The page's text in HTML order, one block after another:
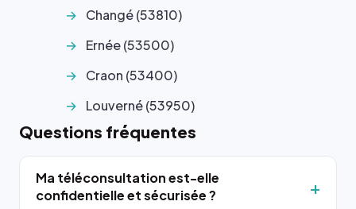
Changé (53810)
Ernée (53500)
Craon (53400)
Louverné (53950)
Questions fréquentes
Ma téléconsultation est-elle
confidentielle et sécurisée ?